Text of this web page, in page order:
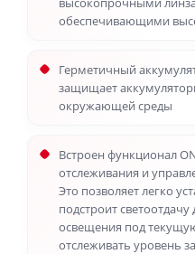
обеспечивающими
Герметичный
защищает
окружающей среды
Встроен функционал
отслеживания и
Это позволяет легко
подстроит
освещения под
отслеживать уровень